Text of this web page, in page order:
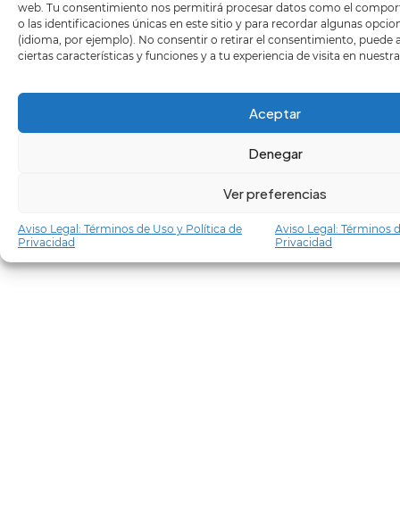
web. Tu consentimiento nos permitirá procesar datos como el
o las identificaciones únicas en este sitio y para recordar algunas
(idioma, por ejemplo). No consentir o retirar el consentimiento, puede
ciertas características y funciones y a tu experiencia de visita en
Aceptar
Denegar
Ver preferencias
Aviso Legal: Términos de Uso y Política de
Privacidad
Aviso Legal: Términos
Privacidad